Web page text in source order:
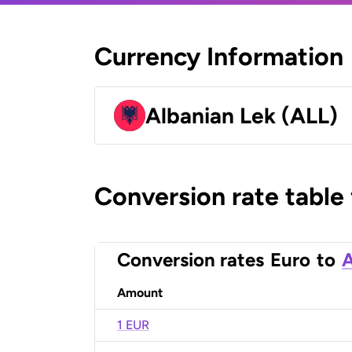
Currency Information
Albanian Lek (ALL)
Conversion rate
Conversion rates Euro to
Amount
1 EUR